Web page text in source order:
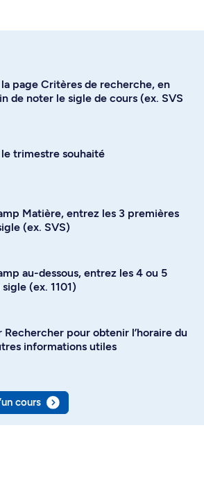
page Critères de recherche, en
de noter le sigle de cours (ex. SVS
le trimestre souhaité
Matière, entrez les 3 premières
(ex. SVS)
au-dessous, entrez les 4 ou 5
(ex. 1101)
Rechercher pour obtenir l’horaire du
informations utiles
cours